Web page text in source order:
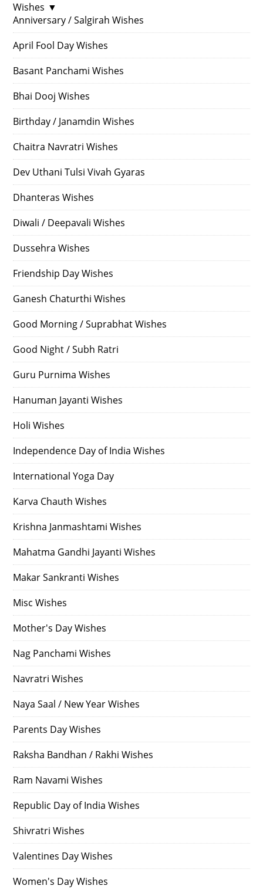
Wishes ▼
Anniversary / Salgirah Wishes
April Fool Day Wishes
Basant Panchami Wishes
Bhai Dooj Wishes
Birthday / Janamdin Wishes
Chaitra Navratri Wishes
Dev Uthani Tulsi Vivah Gyaras
Dhanteras Wishes
Diwali / Deepavali Wishes
Dussehra Wishes
Friendship Day Wishes
Ganesh Chaturthi Wishes
Good Morning / Suprabhat Wishes
Good Night / Subh Ratri
Guru Purnima Wishes
Hanuman Jayanti Wishes
Holi Wishes
Independence Day of India Wishes
International Yoga Day
Karva Chauth Wishes
Krishna Janmashtami Wishes
Mahatma Gandhi Jayanti Wishes
Makar Sankranti Wishes
Misc Wishes
Mother's Day Wishes
Nag Panchami Wishes
Navratri Wishes
Naya Saal / New Year Wishes
Parents Day Wishes
Raksha Bandhan / Rakhi Wishes
Ram Navami Wishes
Republic Day of India Wishes
Shivratri Wishes
Valentines Day Wishes
Women's Day Wishes